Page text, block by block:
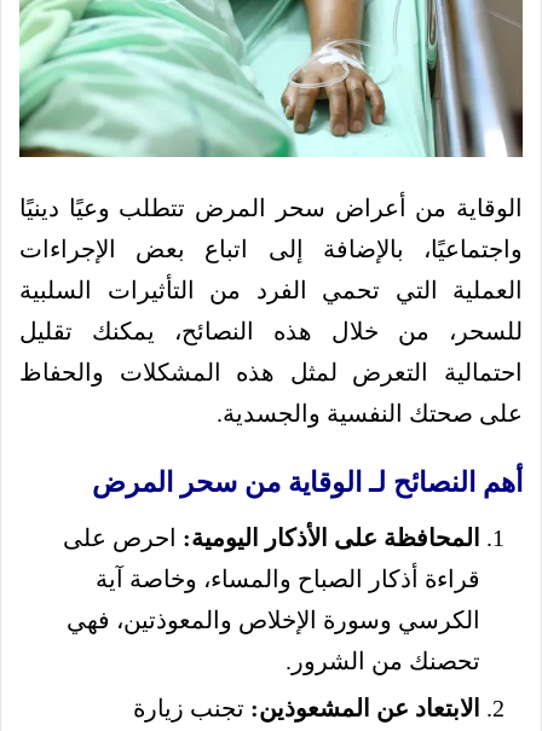
الوقاية من أعراض سحر المرض تتطلب وعيًا دينيًا
واجتماعيًا، بالإضافة إلى اتباع بعض الإجراءات
العملية التي تحمي الفرد من التأثيرات السلبية
للسحر، من خلال هذه النصائح، يمكنك تقليل
احتمالية التعرض لمثل هذه المشكلات والحفاظ
على صحتك النفسية والجسدية.
أهم النصائح لـ الوقاية من سحر المرض
المحافظة على الأذكار اليومية: احرص على
قراءة أذكار الصباح والمساء، وخاصة آية
الكرسي وسورة الإخلاص والمعوذتين، فهي
تحصنك من الشرور.
الابتعاد عن المشعوذين: تجنب زيارة